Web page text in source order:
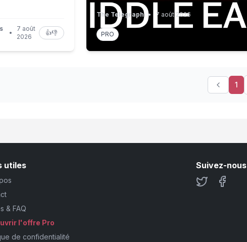
•
7 août
2026
👍👎
The Telegraph • 7 août 2026
PRO
1
utiles
& FAQ
l'offre Pro
de confidentialité
Suivez-nous